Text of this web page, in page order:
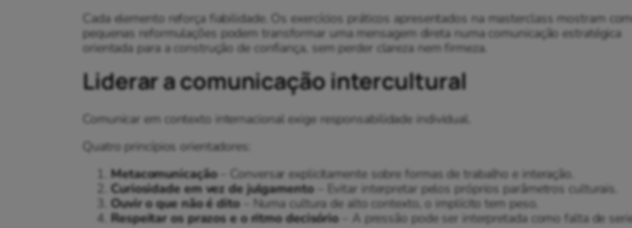
Cada elemento reforça fiabilidade. Os exercícios práticos apresentados na masterclass mostram
pequenas reformulações podem transformar uma mensagem direta numa comunicação estratégica
orientada para a construção de confiança, sem perder clareza nem firmeza.
Liderar a comunicação intercultural
Comunicar em contexto internacional exige responsabilidade individual.
Quatro princípios orientadores:
Metacomunicação– Conversar explicitamente sobre formas de trabalho e interação.
Curiosidade em vez de julgamento– Evitar interpretar pelos próprios parâmetros culturais.
Ouvir o que não é dito– Numa cultura de alto contexto, o implícito tem peso.
Respeitar os prazos e o ritmo decisório– A pressão pode ser interpretada como falta de